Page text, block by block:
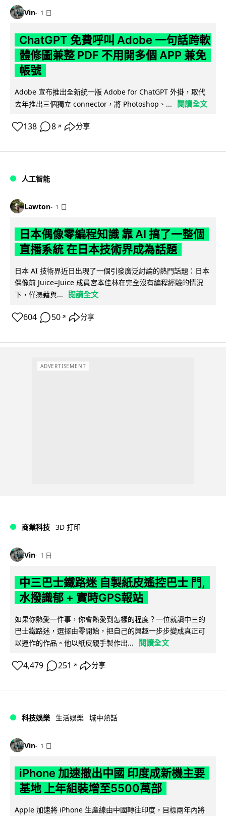
Vin 1 日
ChatGPT 免費呼叫 Adobe 一句話跨軟
體修圖兼整 PDF 不用開多個 APP 兼免
帳號
Adobe 宣布推出全新統一版 Adobe for ChatGPT 外掛，取代
去年推出三個獨立 connector，將 Photoshop、...
閱讀全文
138 8 ↗ 分享
人工智能
Lawton 1 日
日本偶像零編程知識 靠 AI 搞了一整個
直播系統 在日本技術界成為話題
日本 AI 技術界近日出現了一個引發廣泛討論的熱門話題：日本
偶像前 Juice=Juice 成員宮本佳林在完全沒有編程經驗的情況
下，僅憑藉與...
閱讀全文
604 50 ↗ 分享
ADVERTISEMENT
商業科技 3D 打印
Vin 1 日
中三巴士鐵路迷 自製紙皮遙控巴士 門,
水撥識郁 + 實時GPS報站
如果你熱愛一件事，你會熱愛到怎樣的程度？一位就讀中三的
巴士鐵路迷，選擇由零開始，把自己的興趣一步步變成真正可
以運作的作品。他以紙皮親手製作出...
閱讀全文
4,479 251 ↗ 分享
科技娛樂 生活娛樂 城中熱話
Vin 1 日
iPhone 加速撤出中國 印度成新機主要
基地 上年組裝增至5500萬部
Apple 加速將 iPhone 生產線由中國轉往印度，目標兩年內將